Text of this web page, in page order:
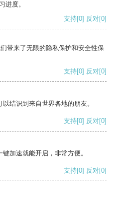
进度。
支持[0] 反对[0]
带来了无限的隐私保护和安全性保
支持[0] 反对[0]
结识到来自世界各地的朋友。
支持[0] 反对[0]
加速就能开启，非常方便。
支持[0] 反对[0]